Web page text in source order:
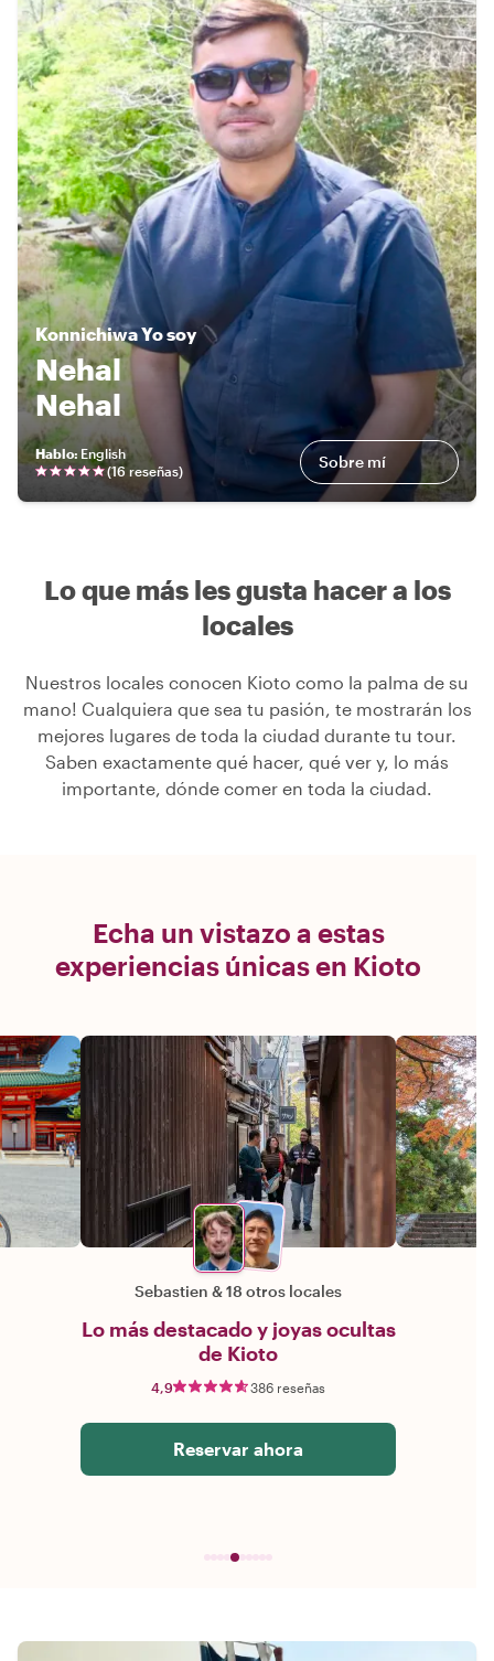
KonnichiwaYo soy
Nehal
Nehal
Hablo: English
(16 reseñas) Sobre mí
Lo que más les gusta hacer a los
locales
Nuestros locales conocen Kioto como la palma de su
mano! Cualquiera que sea tu pasión, te mostrarán los
mejores lugares de toda la ciudad durante tu tour.
Saben exactamente qué hacer, qué ver y, lo más
importante, dónde comer en toda la ciudad.
Echa un vistazo a estas
experiencias únicas en Kioto
Sebastien &18 otros locales
Lo más destacado y joyas ocultas
de Kioto
4,9 386 reseñas
Reservar ahora